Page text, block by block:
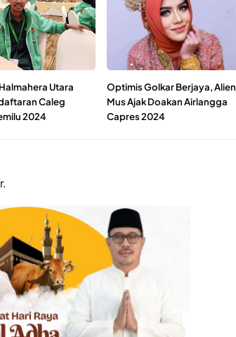
Utara
Caleg
2024
Optimis Golkar Berjaya, Alien
Mus Ajak Doakan Airlangga
Capres 2024